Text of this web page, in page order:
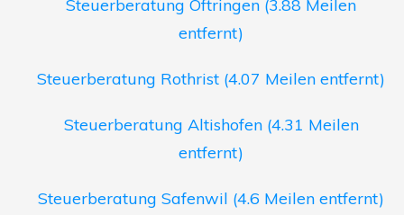
Steuerberatung Oftringen (3.88 Meilen
entfernt)
Steuerberatung Rothrist (4.07 Meilen entfernt)
Steuerberatung Altishofen (4.31 Meilen
entfernt)
Steuerberatung Safenwil (4.6 Meilen entfernt)